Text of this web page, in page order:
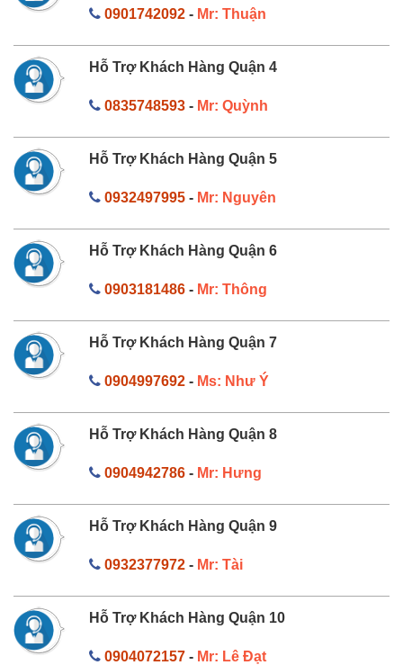
0901742092- Mr: Thuận
Hỗ Trợ Khách Hàng Quận 4
0835748593- Mr: Quỳnh
Hỗ Trợ Khách Hàng Quận 5
0932497995- Mr: Nguyên
Hỗ Trợ Khách Hàng Quận 6
0903181486- Mr: Thông
Hỗ Trợ Khách Hàng Quận 7
0904997692- Ms: Như Ý
Hỗ Trợ Khách Hàng Quận 8
0904942786- Mr: Hưng
Hỗ Trợ Khách Hàng Quận 9
0932377972- Mr: Tài
Hỗ Trợ Khách Hàng Quận 10
0904072157- Mr: Lê Đạt